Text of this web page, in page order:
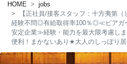
HOME
jobs
【正社員/接客スタッフ：十方夷第（
経験不問◎有給取得率100％◎≪ビアガ
安定企業≫経験・能力を最大限考慮し
便利！まかないあり ★大人のしっぽり